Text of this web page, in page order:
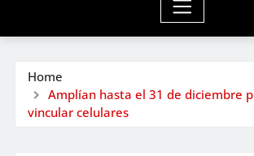
Home
Amplían hasta el 31 de diciembre
vincular celulares